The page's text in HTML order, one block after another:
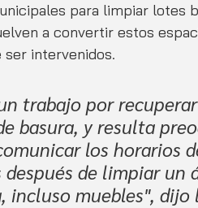
para limpiar lotes
a convertir estos
intervenidos.
trabajo por
basura, y resulta
los horarios
de limpiar un
incluso muebles", dijo